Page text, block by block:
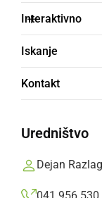
Interaktivno
Iskanje
Kontakt
Uredništvo
Dejan
DRUŽABNO
Monsters of